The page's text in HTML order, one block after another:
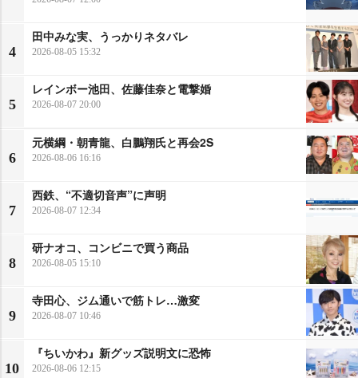
4
田中みな実、うっかりネタバレ
2026-08-05 15:32
5
レインボー池田、佐藤佳奈と電撃婚
2026-08-07 20:00
6
元横綱・朝青龍、白鵬翔氏と再会2S
2026-08-06 16:16
7
西鉄、“不適切音声”に声明
2026-08-07 12:34
8
研ナオコ、コンビニで買う商品
2026-08-05 15:10
9
寺田心、ジム通いで筋トレ…激変
2026-08-07 10:46
10
『ちいかわ』新グッズ説明文に恐怖
2026-08-06 12:15